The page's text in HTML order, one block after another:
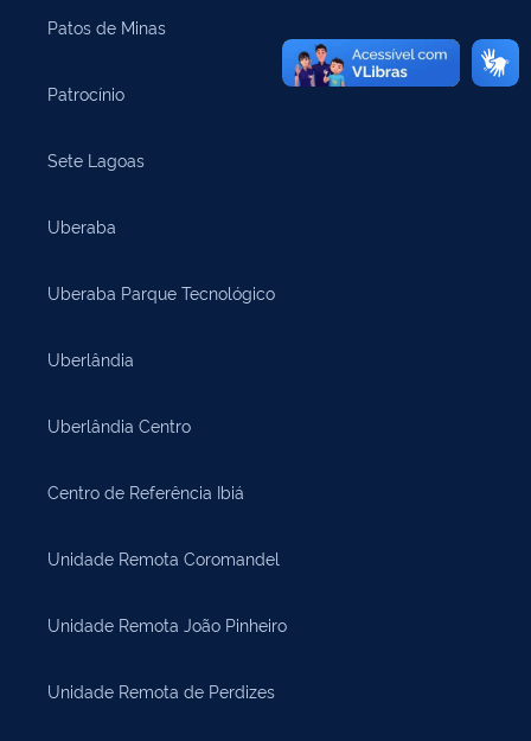
Patos de Minas
Patrocínio
Sete Lagoas
Uberaba
Uberaba Parque Tecnológico
Uberlândia
Uberlândia Centro
Centro de Referência Ibiá
Unidade Remota Coromandel
Unidade Remota João Pinheiro
Unidade Remota de Perdizes